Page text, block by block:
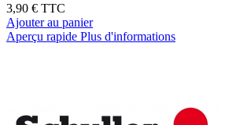
3,90 € TTC
Ajouter au panier
Aperçu rapide Plus d'informations